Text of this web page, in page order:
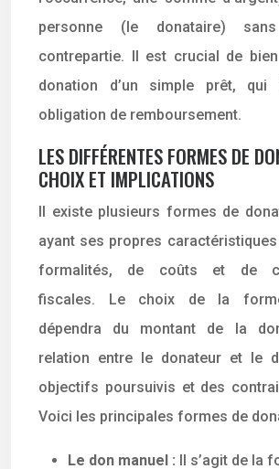
personne (le donataire)
contrepartie. Il est crucial de
donation d’un simple prêt, qui
obligation de remboursement.
LES DIFFÉRENTES FORMES DE
CHOIX ET IMPLICATIONS
Il existe plusieurs formes de
ayant ses propres
formalités, de coûts et de
fiscales. Le choix de la
dépendra du montant de la
relation entre le donateur et le
objectifs poursuivis et des
Voici les principales formes de
Le don manuel : Il s’agit de la